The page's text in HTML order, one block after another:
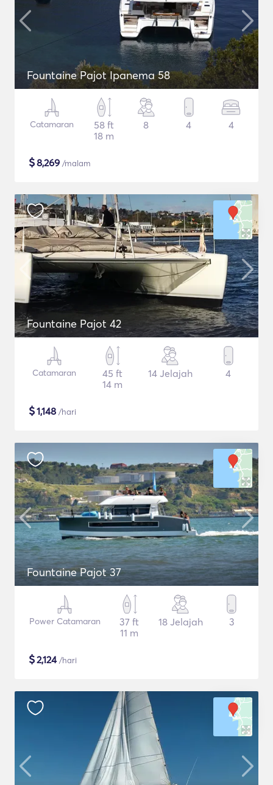
Fountaine Pajot Ipanema 58
Catamaran
58 ft
18 m
8 4 4
$8,269 /malam
Fountaine Pajot 42
Catamaran
45 ft
14 m
14 Jelajah 4
$1,148 /hari
Fountaine Pajot 37
Power Catamaran
37 ft
11 m
18 Jelajah 3
$2,124/hari